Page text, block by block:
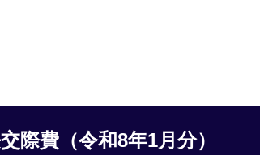
際費（令和8年1月分）